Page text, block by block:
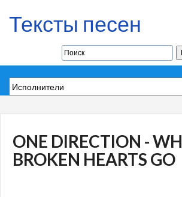
Тексты песен
ONE DIRECTION -
BROKEN HEARTS GO